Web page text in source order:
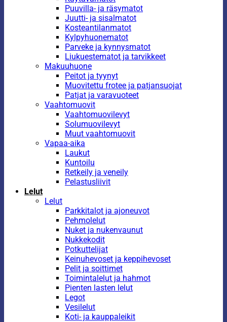
Puuvilla- ja räsymatot
Juutti- ja sisalmatot
Kosteantilanmatot
Kylpyhuonematot
Parveke ja kynnysmatot
Liukuestematot ja tarvikkeet
Makuuhuone
Peitot ja tyynyt
Muovitettu frotee ja patjansuojat
Patjat ja varavuoteet
Vaahtomuovit
Vaahtomuovilevyt
Solumuovilevyt
Muut vaahtomuovit
Vapaa-aika
Laukut
Kuntoilu
Retkeily ja veneily
Pelastusliivit
Lelut
Lelut
Parkkitalot ja ajoneuvot
Pehmolelut
Nuket ja nukenvaunut
Nukkekodit
Potkuttelijat
Keinuhevoset ja keppihevoset
Pelit ja soittimet
Toimintalelut ja hahmot
Pienten lasten lelut
Legot
Vesilelut
Koti- ja kauppaleikit